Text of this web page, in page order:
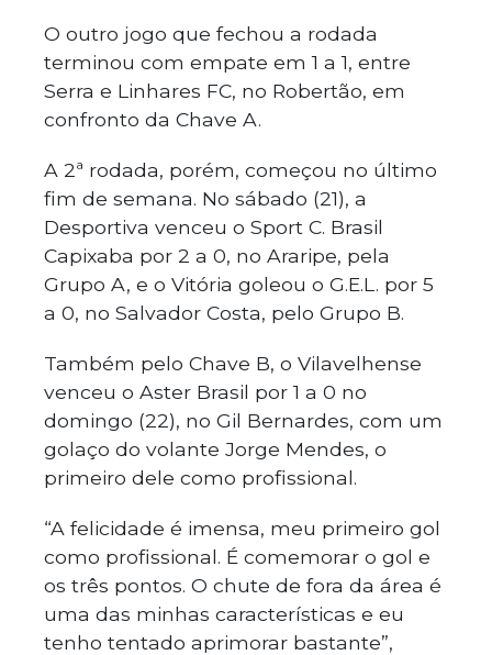
O outro jogo que fechou a rodada
terminou com empate em 1 a 1, entre
Serra e Linhares FC, no Robertão, em
confronto da Chave A.
A 2ª rodada, porém, começou no último
fim de semana. No sábado (21), a
Desportiva venceu o Sport C. Brasil
Capixaba por 2 a 0, no Araripe, pela
Grupo A, e o Vitória goleou o G.E.L. por 5
a 0, no Salvador Costa, pelo Grupo B.
Também pelo Chave B, o Vilavelhense
venceu o Aster Brasil por 1 a 0 no
domingo (22), no Gil Bernardes, com um
golaço do volante Jorge Mendes, o
primeiro dele como profissional.
“A felicidade é imensa, meu primeiro gol
como profissional. É comemorar o gol e
os três pontos. O chute de fora da área é
uma das minhas características e eu
tenho tentado aprimorar bastante”,